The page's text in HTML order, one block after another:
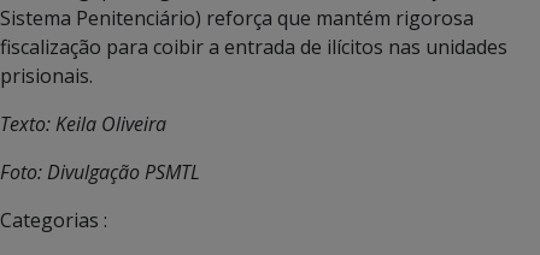
Sistema Penitenciário) reforça que mantém rigorosa
fiscalização para coibir a entrada de ilícitos nas unidades
prisionais.
Texto: Keila Oliveira
Foto: Divulgação PSMTL
Categorias :